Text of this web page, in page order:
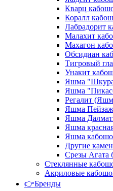
Кварц
Коралл
Лабрадорит
Малахит
Махагон
Обсидиан
Тигровый
Унакит
Яшма
Яшма
Регалит
Яшма
Яшма
Яшма
Яшма
Другие
Срезы Агата
Стеклянные
Акриловые
👉Бренды